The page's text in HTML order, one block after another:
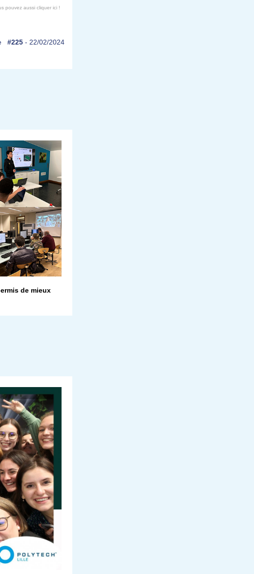
pouvez aussi cliquer ici !
#225 - 22/02/2024
de mieux